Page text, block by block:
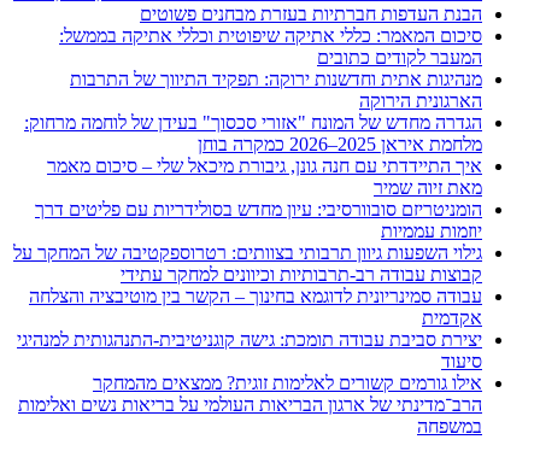
הבנת העדפות חברתיות בעזרת מבחנים פשוטים
סיכום המאמר: כללי אתיקה שיפוטית וכללי אתיקה בממשל:
המעבר לקודים כתובים
מנהיגות אתית וחדשנות ירוקה: תפקיד התיווך של התרבות
הארגונית הירוקה
הגדרה מחדש של המונח "אזורי סכסוך" בעידן של לוחמה מרחוק:
מלחמת איראן 2025–2026 כמקרה בוחן
איך התיידדתי עם חנה גונן, גיבורת מיכאל שלי – סיכום מאמר
מאת זיוה שמיר
הומניטריזם סובוורסיבי: עיון מחדש בסולידריות עם פליטים דרך
יוזמות עממיות
גילוי השפעות גיוון תרבותי בצוותים: רטרוספקטיבה של המחקר על
קבוצות עבודה רב-תרבותיות וכיוונים למחקר עתידי
עבודה סמינריונית לדוגמא בחינוך – הקשר בין מוטיבציה והצלחה
אקדמית
יצירת סביבת עבודה תומכת: גישה קוגניטיבית-התנהגותית למנהיגי
סיעוד
אילו גורמים קשורים לאלימות זוגית? ממצאים מהמחקר
הרב־מדינתי של ארגון הבריאות העולמי על בריאות נשים ואלימות
במשפחה